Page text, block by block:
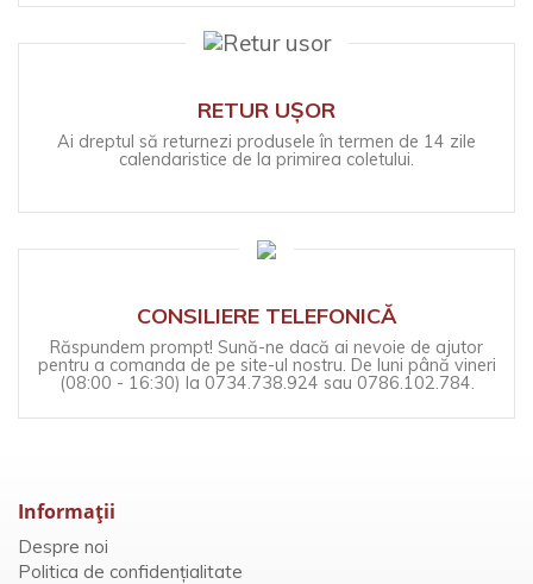
RETUR UȘOR
Ai dreptul să returnezi produsele în termen de 14 zile
calendaristice de la primirea coletului.
CONSILIERE TELEFONICĂ
Răspundem prompt! Sună-ne dacă ai nevoie de ajutor
pentru a comanda de pe site-ul nostru. De luni până vineri
(08:00 - 16:30) la 0734.738.924 sau 0786.102.784.
Informaţii
Despre noi
Politica de confidențialitate